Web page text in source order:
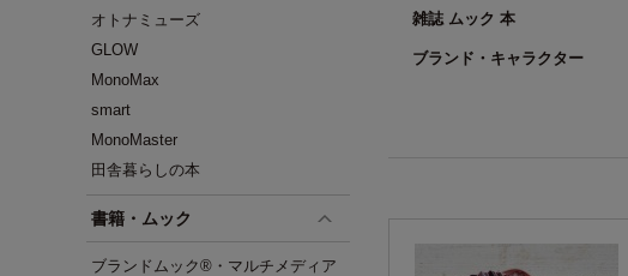
オトナミューズ
GLOW
MonoMax
smart
MonoMaster
田舎暮らしの本
書籍・ムック
ブランドムック®・マルチメディア
雑誌 ムック 本
ブランド・キャラクター